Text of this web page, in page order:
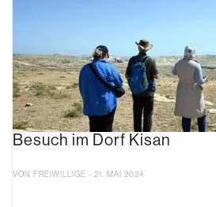
Besuch im Dorf Kisan
VON FREIWILLIGE - 21. MAI 2024